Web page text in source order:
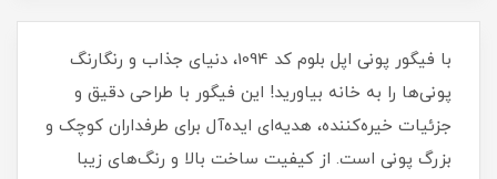
با فیگور پونی اپل بلوم کد 1094، دنیای جذاب و رنگارنگ
پونی‌ها را به خانه بیاورید! این فیگور با طراحی دقیق و
جزئیات خیره‌کننده، هدیه‌ای ایده‌آل برای طرفداران کوچک و
بزرگ پونی است. از کیفیت ساخت بالا و رنگ‌های زیبا